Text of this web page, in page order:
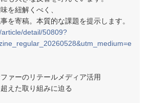
を紐解くべく、
を寄稿。本質的な課題を提示します。
detail/50809?
ァーのリテールメディア活用
えた取り組みに迫る